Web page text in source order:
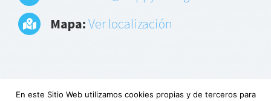
Mapa:Ver localización
En este Sitio Web utilizamos cookies propias y de terceros para